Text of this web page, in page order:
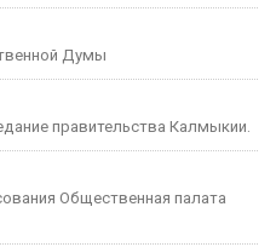
Думы
правительства Калмыкии.
Общественная палата